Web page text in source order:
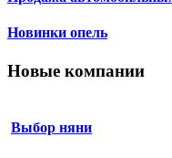
Новинки опель
Новые компании
Выбор няни